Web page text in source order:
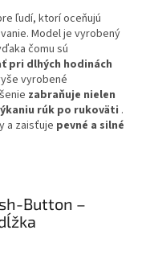
ľudí, ktorí oceňujú
Model je vyrobený
čomu sú
pri dlhých hodinách
vyrobené
zabraňuje nielen
rúk po rukoväti .
a zaisťuje pevné a silné
Button –